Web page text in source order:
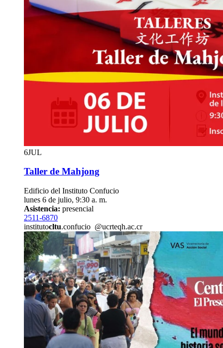
6JUL
Taller de Mahjong
Edificio del Instituto Confucio
lunes 6 de julio, 9:30 a. m.
Asistencia: presencial
2511-6870
institutocltu.confucio @ucrteqh.ac.cr